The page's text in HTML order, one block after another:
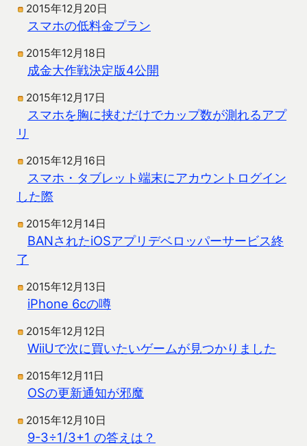
2015年12月20日
スマホの低料金プラン
2015年12月18日
成金大作戦決定版4公開
2015年12月17日
スマホを胸に挟むだけでカップ数が測れるアプ
リ
2015年12月16日
スマホ・タブレット端末にアカウントログイン
した際
2015年12月14日
BANされたiOSアプリデベロッパーサービス終
了
2015年12月13日
iPhone 6cの噂
2015年12月12日
WiiUで次に買いたいゲームが見つかりました
2015年12月11日
OSの更新通知が邪魔
2015年12月10日
9-3÷1/3+1 の答えは？